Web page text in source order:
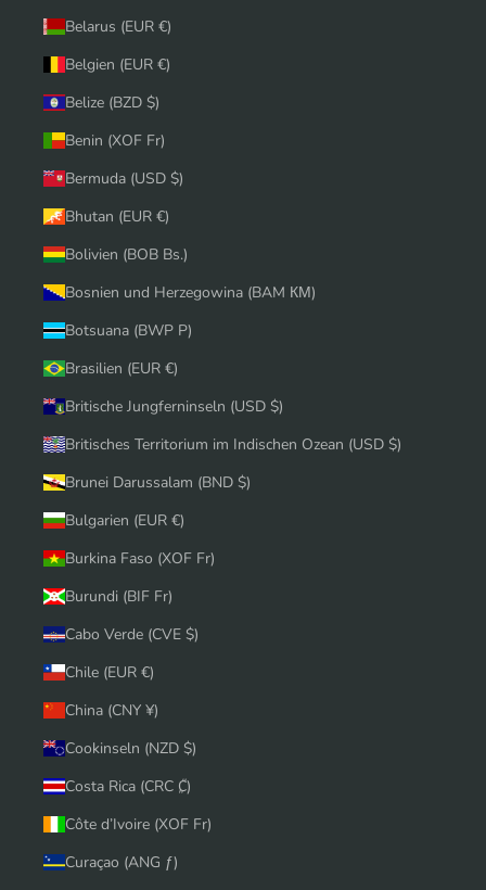
Belarus (EUR €)
Belgien (EUR €)
Belize (BZD $)
Benin (XOF Fr)
Bermuda (USD $)
Bhutan (EUR €)
Bolivien (BOB Bs.)
Bosnien und Herzegowina (BAM КМ)
Botsuana (BWP P)
Brasilien (EUR €)
Britische Jungferninseln (USD $)
Britisches Territorium im Indischen Ozean (USD $)
Brunei Darussalam (BND $)
Bulgarien (EUR €)
Burkina Faso (XOF Fr)
Burundi (BIF Fr)
Cabo Verde (CVE $)
Chile (EUR €)
China (CNY ¥)
Cookinseln (NZD $)
Costa Rica (CRC ₡)
Côte d’Ivoire (XOF Fr)
Curaçao (ANG ƒ)